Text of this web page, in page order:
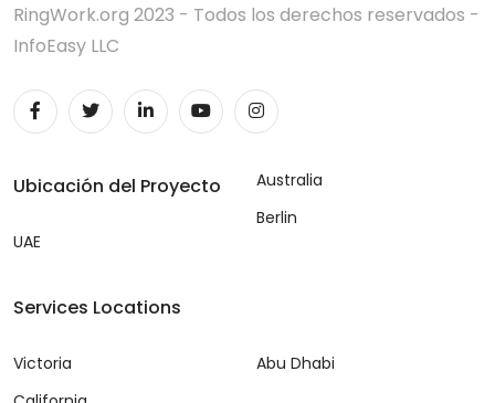
RingWork.org 2023 - Todos los derechos reservados -
InfoEasy LLC
Ubicación del Proyecto
UAE
Australia
Berlin
Services Locations
Victoria
Abu Dhabi